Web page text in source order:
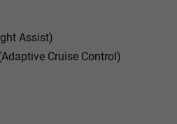
Assist)
Cruise Control)